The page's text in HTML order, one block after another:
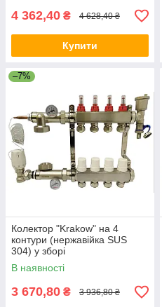
4 362,40 ₴ 4 628,40 ₴
Купити
–7%
Колектор "Krakow" на 4
контури (нержавійка SUS
304) у зборі
В наявності
3 670,80 ₴ 3 936,80 ₴